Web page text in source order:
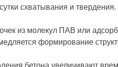
схватывания и твердения.
из молекул ПАВ или
формирование
бетона увеличивают